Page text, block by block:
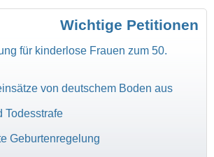
Wichtige Petitionen
für kinderlose Frauen zum 50.
von deutschem Boden aus
Todesstrafe
Geburtenregelung